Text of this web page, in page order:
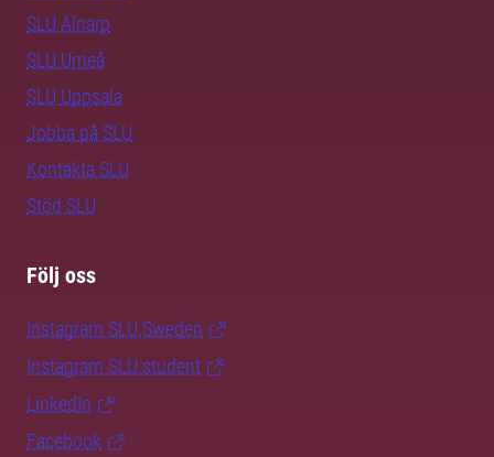
SLU Alnarp
SLU Umeå
SLU Uppsala
Jobba på SLU
Kontakta SLU
Stöd SLU
Följ oss
Instagram SLU.Sweden
Instagram SLU.student
LinkedIn
Facebook